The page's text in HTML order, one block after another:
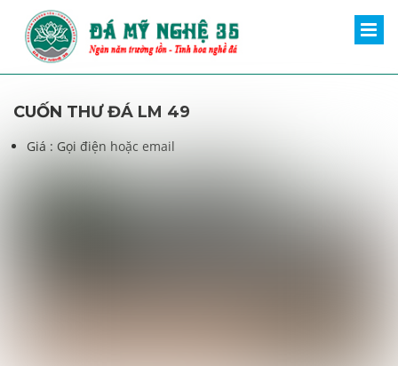
CUỐN THƯ ĐÁ LM 49
Giá : Gọi điện hoặc email